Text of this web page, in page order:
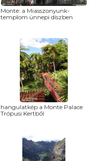
Monte: a Miasszonyunk-
templom ünnepi díszben
hangulatkép a Monte Palace
Trópusi Kertből